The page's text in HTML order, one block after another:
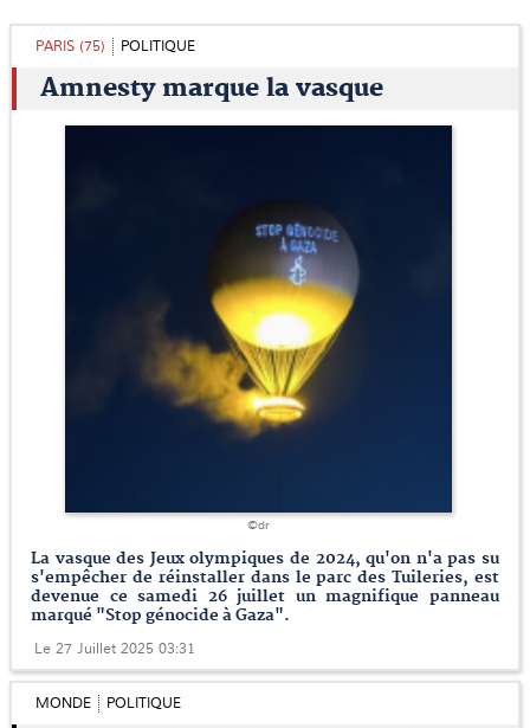
PARIS (75) POLITIQUE
Amnesty marque la vasque
©dr
La vasque des Jeux olympiques de 2024, qu'on n'a pas su
s'empêcher de réinstaller dans le parc des Tuileries, est
devenue ce samedi 26 juillet un magnifique panneau
marqué "Stop génocide à Gaza".
Le 27 Juillet 2025 03:31
MONDE POLITIQUE